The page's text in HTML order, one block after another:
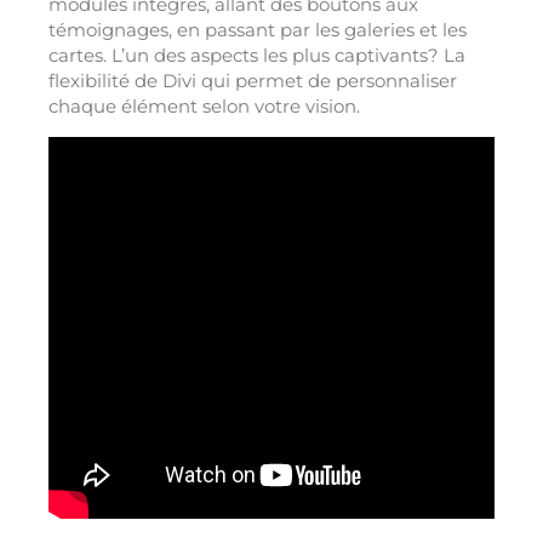
témoignages, en passant par les galeries et les
cartes. L’un des aspects les plus captivants? La
flexibilité de Divi qui permet de personnaliser
chaque élément selon votre vision.